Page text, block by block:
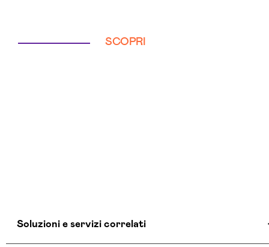
SCOPRI
Soluzioni e servizi correlati